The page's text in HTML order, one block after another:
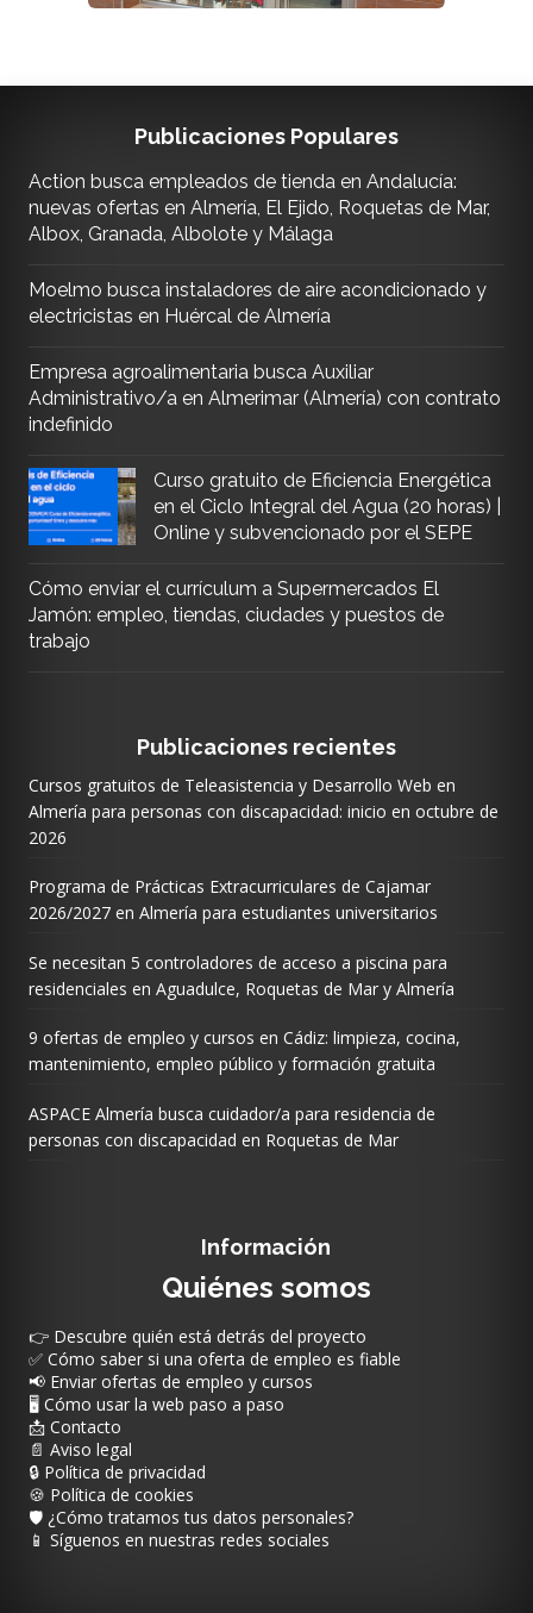
Publicaciones Populares
Action busca empleados de tienda en Andalucía:
nuevas ofertas en Almería, El Ejido, Roquetas de Mar,
Albox, Granada, Albolote y Málaga
Moelmo busca instaladores de aire acondicionado y
electricistas en Huércal de Almería
Empresa agroalimentaria busca Auxiliar
Administrativo/a en Almerimar (Almería) con contrato
indefinido
Curso gratuito de Eficiencia Energética
en el Ciclo Integral del Agua (20 horas) |
Online y subvencionado por el SEPE
Cómo enviar el currículum a Supermercados El
Jamón: empleo, tiendas, ciudades y puestos de
trabajo
Publicaciones recientes
Cursos gratuitos de Teleasistencia y Desarrollo Web en
Almería para personas con discapacidad: inicio en octubre de
2026
Programa de Prácticas Extracurriculares de Cajamar
2026/2027 en Almería para estudiantes universitarios
Se necesitan 5 controladores de acceso a piscina para
residenciales en Aguadulce, Roquetas de Mar y Almería
9 ofertas de empleo y cursos en Cádiz: limpieza, cocina,
mantenimiento, empleo público y formación gratuita
ASPACE Almería busca cuidador/a para residencia de
personas con discapacidad en Roquetas de Mar
Información
Quiénes somos
👉 Descubre quién está detrás del proyecto
✅ Cómo saber si una oferta de empleo es fiable
📢 Enviar ofertas de empleo y cursos
🖥️ Cómo usar la web paso a paso
📩 Contacto
📄 Aviso legal
🔒 Política de privacidad
🍪 Política de cookies
🛡️ ¿Cómo tratamos tus datos personales?
📱 Síguenos en nuestras redes sociales